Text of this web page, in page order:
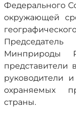
Федерального
окружающей
Минприроды
представители
руководители
охраняемых
страны.